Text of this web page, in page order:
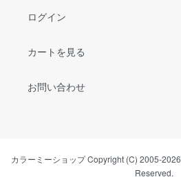
ログイン
カートを見る
お問い合わせ
カラーミーショップCopyright (C) 2005-2026
Reserved.